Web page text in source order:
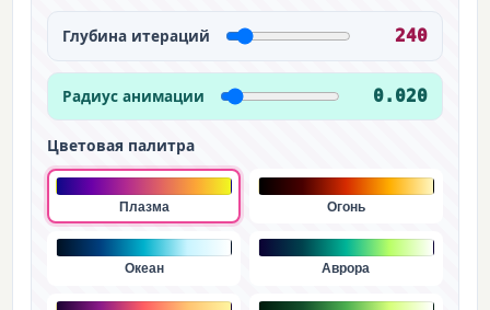
Глубина итераций 240
Радиус анимации 0.020
Цветовая палитра
Плазма Огонь
Океан Аврора